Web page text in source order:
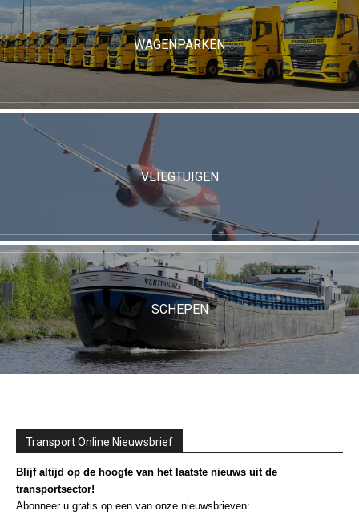
WAGENPARKEN
VLIEGTUIGEN
SCHEPEN
Transport Online Nieuwsbrief
Blijf altijd op de hoogte van het laatste nieuws uit de
transportsector!
Abonneer u gratis op een van onze nieuwsbrieven: